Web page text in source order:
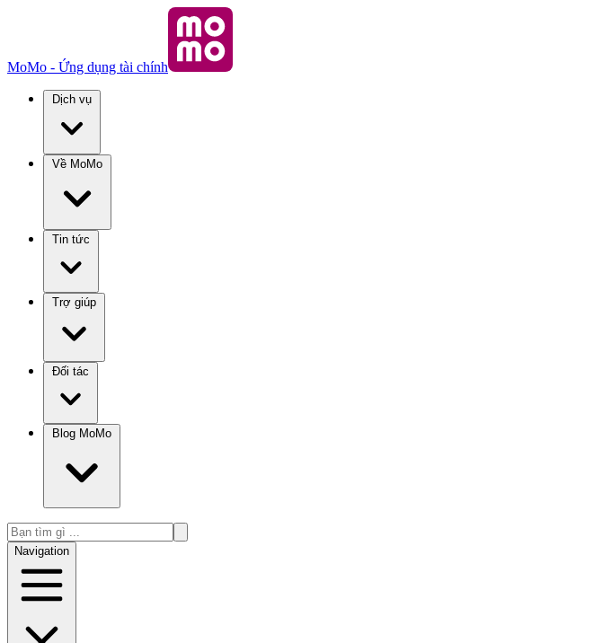
MoMo - Ứng dụng tài chính
Dịch vụ
Về MoMo
Tin tức
Trợ giúp
Đối tác
Blog MoMo
Navigation